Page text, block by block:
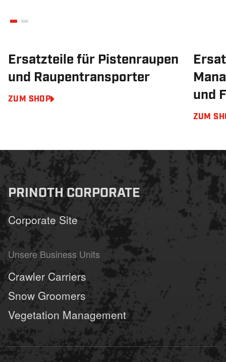
Ersatzteile für Pistenraupen
und Raupentransporter
ZUM SHOP
und
ZUM
PRINOTH CORPORATE
Corporate Site
Unsere Business Units
Crawler Carriers
Snow Groomers
Vegetation Management